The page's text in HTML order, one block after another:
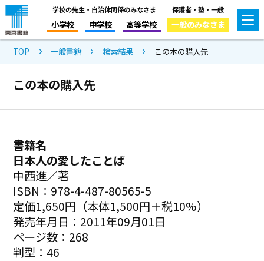
学校の先生・自治体関係のみなさま
小学校 中学校 高等学校
保護者・塾・一般
一般のみなさま
TOP 一般書籍 検索結果 この本の購入先
この本の購入先
書籍名
日本人の愛したことば
中西進／著
ISBN：978-4-487-80565-5
定価1,650円（本体1,500円＋税10%）
発売年月日：2011年09月01日
ページ数：268
判型：46